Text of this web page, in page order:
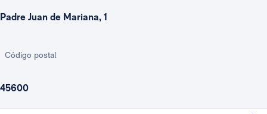
Padre Juan de Mariana, 1
Código postal
45600